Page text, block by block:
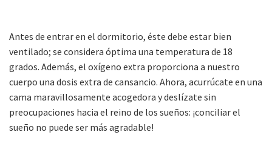
Antes de entrar en el dormitorio, éste debe estar bien
ventilado; se considera óptima una temperatura de 18
grados. Además, el oxígeno extra proporciona a nuestro
cuerpo una dosis extra de cansancio. Ahora, acurrúcate en una
cama maravillosamente acogedora y deslízate sin
preocupaciones hacia el reino de los sueños: ¡conciliar el
sueño no puede ser más agradable!